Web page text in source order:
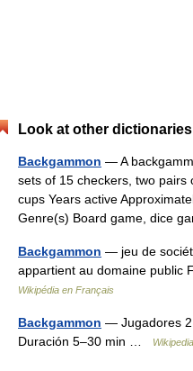
Look at other
Backgammon — A
sets of 15 checkers, two
cups Years active
Genre(s) Board game, dice
Backgammon — jeu de
appartient au domaine public
Wikipédia en Français
Backgammon — Jugadores 2
Duración 5–30 min …